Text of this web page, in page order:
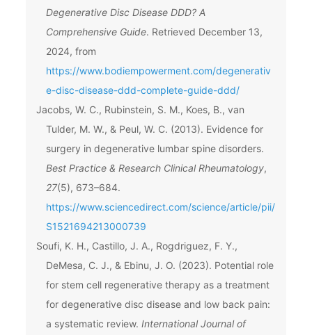
Degenerative Disc Disease DDD? A
Comprehensive Guide. Retrieved December 13,
2024, from
https://www.bodiempowerment.com/degenerativ
e-disc-disease-ddd-complete-guide-ddd/
Jacobs, W. C., Rubinstein, S. M., Koes, B., van
Tulder, M. W., & Peul, W. C. (2013). Evidence for
surgery in degenerative lumbar spine disorders.
Best Practice & Research Clinical Rheumatology,
27(5), 673–684.
https://www.sciencedirect.com/science/article/pii/
S1521694213000739
Soufi, K. H., Castillo, J. A., Rogdriguez, F. Y.,
DeMesa, C. J., & Ebinu, J. O. (2023). Potential role
for stem cell regenerative therapy as a treatment
for degenerative disc disease and low back pain:
a systematic review. International Journal of